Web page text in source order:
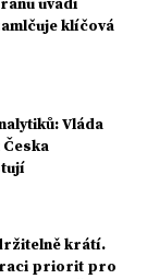
klíčová
Vláda
krátí.
priorit pro